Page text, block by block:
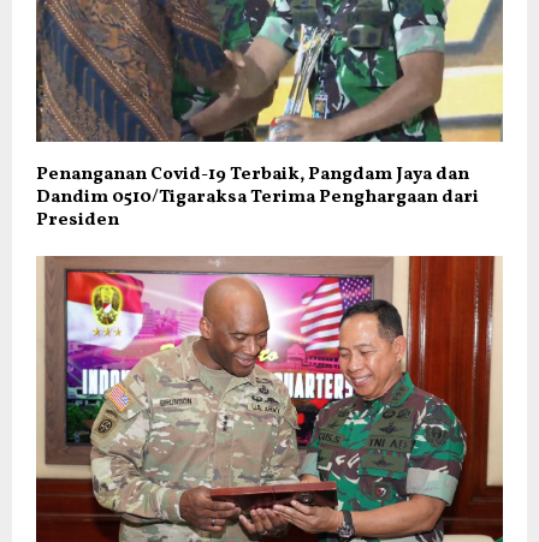
Penanganan Covid-19 Terbaik, Pangdam Jaya dan
Dandim 0510/Tigaraksa Terima Penghargaan dari
Presiden